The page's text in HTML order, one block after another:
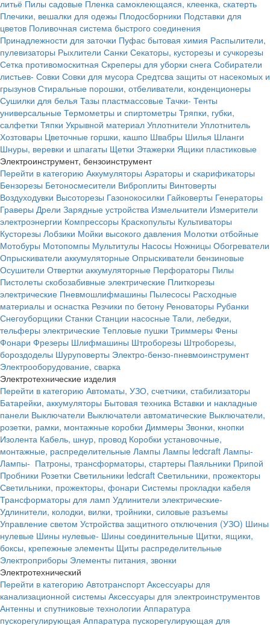
литьё Пилы садовые Пленка самоклеющаяся, клеенка, скатерть
Плечики, вешалки для одежы Плодосборники Подставки для
цветов Поливочная система быстрого соединения
Принадлежности для заточки Пуфас бытовая химия Распылители,
пулевизаторы Рыхлители Санки Секаторы, кусторезы и сучкорезы
Сетка противомоскитная Скреперы для уборки снега Собиратели
листьев- Совки Совки для мусора Средтсва защиты от насекомых и
грызунов Стиральные порошки, отбеливатели, конденционеры
Сушилки для белья Тазы пластмассовые Тачки- Тенты
универсальные Термометры и спиртометры Тряпки, губки,
салфетки Тяпки Укрывной материал Уплотнители Уплотнитель
Хозтовары Цветочные горшки, кашпо Швабры Шилья Шланги
Шнуры, веревки и шпагаты Щетки Этажерки Ящики пластиковые
Электроинструмент, бензоинструмент
Перейти в категорию Аккумуляторы Аэраторы и скарификаторы
Бензорезы Бетоносмесители Виброплиты Винтоверты
Воздуходувки Высоторезы Газонокосилки Гайковерты Генераторы
Граверы Дрели Зарядные устройства Измельчители Измерители
электроэнергии Компрессоры Краскопульты Культиваторы
Кусторезы Лобзики Мойки высокого давления Молотки отбойные
Мотобуры Мотопомпы Мультитулы Насосы Ножницы Обогреватели
Опрыскиватели аккумуляторные Опрыскиватели бензиновые
Осушители Отвертки аккумуляторные Перфораторы Пилы
Пистолеты скобозабивные электрические Плиткорезы
электрические Пневмошлифмашины Пылесосы Расходные
материалы и оснастка Резчики по бетону Реноваторы Рубанки
Снегоуборщики Станки Станции насосные Тали, лебедки,
тельферы электрические Тепловые пушки Триммеры Фены
Фонари Фрезеры Шлифмашины Штроборезы Штроборезы,
бороздоделы Шуруповерты Электро-бензо-пневмоинструмент
Электрооборудование, сварка
Электротехнические изделия
Перейти в категорию Автоматы, УЗО, счетчики, стабилизаторы
Батарейки, аккумуляторы Бытовая техника Вставки и накладные
панели Выключатели Выключатели автоматические Выключатели,
розетки, рамки, монтажные коробки Диммеры Звонки, кнопки
Изолента Кабель, шнур, провод Коробки установочные,
монтажные, распределительные Лампы Лампы ledcraft Лампы-
Лампы- Патроны, трансформаторы, стартеры Паяльники Припой
Пробники Розетки Светильники ledcraft Светильники, прожекторы
Светильники, прожекторы, фонари Системы прокладки кабеля
Трансформаторы для ламп Удлинители электрические-
Удлинители, колодки, вилки, тройники, силовые разъемы
Управление светом Устройства защитного отключения (УЗО) Шины
нулевые Шины нулевые- Шины соединительные Щитки, ящики,
боксы, крепежные элементы Щиты распределительные
Электроприборы Элементы питания, звонки
Электротехнический
Перейти в категорию Автотранспорт Аксессуары для
канализационной системы Аксессуары для электроинструментов
Антенны и спутниковые технологии Аппаратура
пускорегулирующая Аппаратура пускорегулирующая для